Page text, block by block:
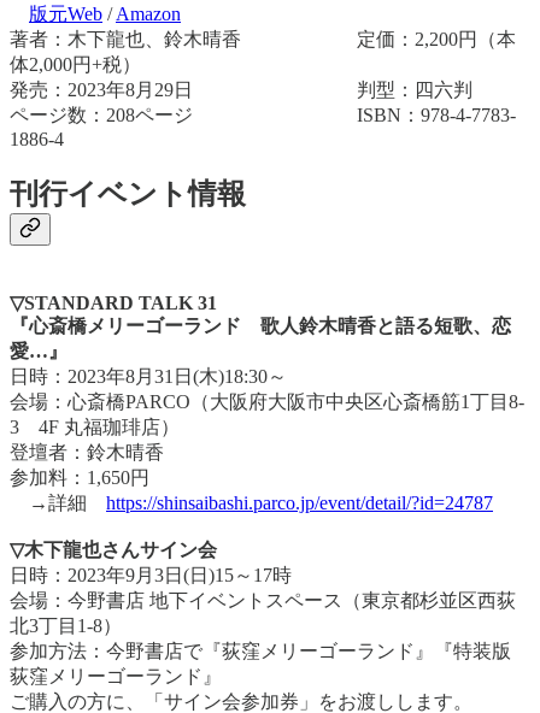
版元Web /Amazon
著者：木下龍也、鈴木晴香 定価：2,200円（本
体2,000円+税）
発売：2023年8月29日 判型：四六判
ページ数：208ページ ISBN：978-4-7783-
1886-4
刊行イベント情報
▽STANDARD TALK 31
『心斎橋メリーゴーランド 歌人鈴木晴香と語る短歌、恋
愛…』
日時：2023年8月31日(木)18:30～
会場：心斎橋PARCO（大阪府大阪市中央区心斎橋筋1丁目8-
3 4F 丸福珈琲店）
登壇者：鈴木晴香
参加料：1,650円
→詳細 https://shinsaibashi.parco.jp/event/detail/?id=24787
▽木下龍也さんサイン会
日時：2023年9月3日(日)15～17時
会場：今野書店 地下イベントスペース（東京都杉並区西荻
北3丁目1-8）
参加方法：今野書店で『荻窪メリーゴーランド』『特装版
荻窪メリーゴーランド』
ご購入の方に、「サイン会参加券」をお渡しします。